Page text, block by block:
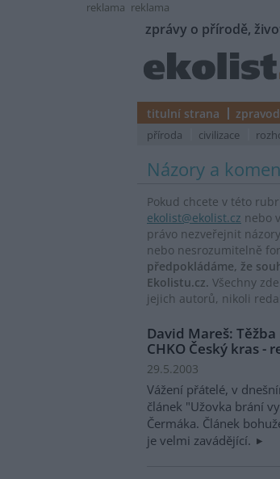
reklama reklama
zprávy o přírodě,
titulní strana
příroda civilizace
Názory a
Pokud chcete v této
ekolist@ekolist.cz nebo
právo nezveřejnit
nebo nesrozumitelně
předpokládáme, že
Ekolistu.cz. Všechny
jejich autorů, nikoli
David Mareš:
CHKO Český kras -
29.5.2003
Vážení přátelé, v
článek "Užovka brání
Čermáka. Článek
je velmi zavádějící.